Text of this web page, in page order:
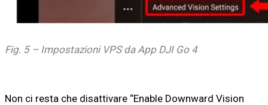
Fig. 5 – Impostazioni VPS da App DJI Go 4
Non ci resta che disattivare “Enable Downward Vision